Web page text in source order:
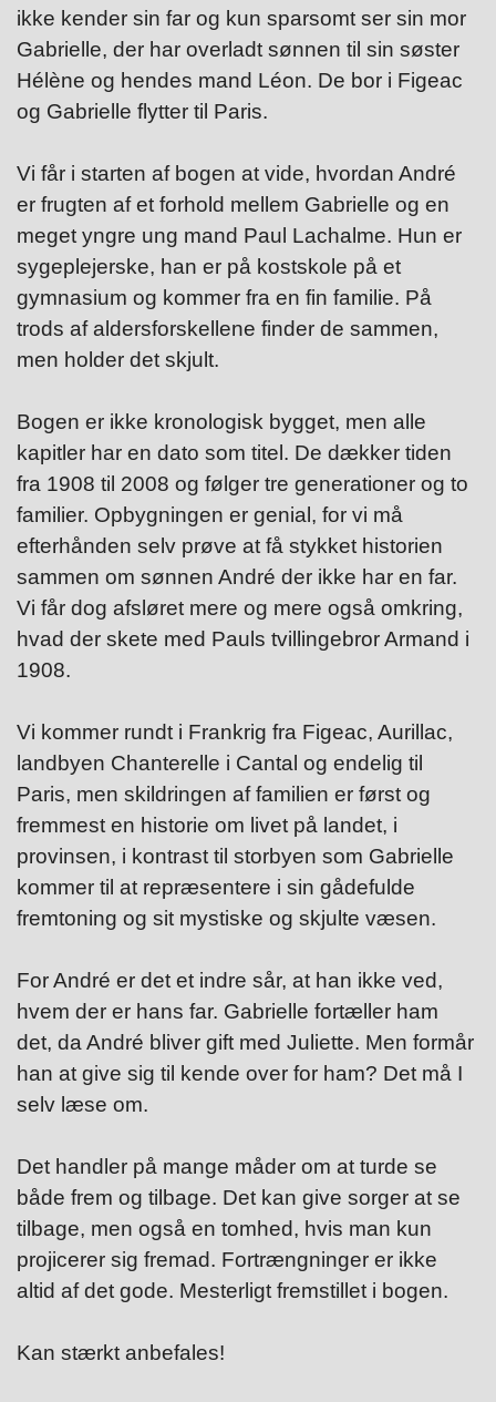
ikke kender sin far og kun sparsomt ser sin mor
Gabrielle, der har overladt sønnen til sin søster
Hélène og hendes mand Léon. De bor i Figeac
og Gabrielle flytter til Paris.
Vi får i starten af bogen at vide, hvordan André
er frugten af et forhold mellem Gabrielle og en
meget yngre ung mand Paul Lachalme. Hun er
sygeplejerske, han er på kostskole på et
gymnasium og kommer fra en fin familie. På
trods af aldersforskellene finder de sammen,
men holder det skjult.
Bogen er ikke kronologisk bygget, men alle
kapitler har en dato som titel. De dækker tiden
fra 1908 til 2008 og følger tre generationer og to
familier. Opbygningen er genial, for vi må
efterhånden selv prøve at få stykket historien
sammen om sønnen André der ikke har en far.
Vi får dog afsløret mere og mere også omkring,
hvad der skete med Pauls tvillingebror Armand i
1908.
Vi kommer rundt i Frankrig fra Figeac, Aurillac,
landbyen Chanterelle i Cantal og endelig til
Paris, men skildringen af familien er først og
fremmest en historie om livet på landet, i
provinsen, i kontrast til storbyen som Gabrielle
kommer til at repræsentere i sin gådefulde
fremtoning og sit mystiske og skjulte væsen.
For André er det et indre sår, at han ikke ved,
hvem der er hans far. Gabrielle fortæller ham
det, da André bliver gift med Juliette. Men formår
han at give sig til kende over for ham? Det må I
selv læse om.
Det handler på mange måder om at turde se
både frem og tilbage. Det kan give sorger at se
tilbage, men også en tomhed, hvis man kun
projicerer sig fremad. Fortrængninger er ikke
altid af det gode. Mesterligt fremstillet i bogen.
Kan stærkt anbefales!